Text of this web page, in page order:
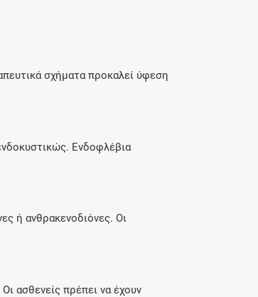
σχήματα προκαλεί ύφεση
Ενδοφλέβια
ή ανθρακενοδιόνες. Οι
ασθενείς πρέπει να έχουν